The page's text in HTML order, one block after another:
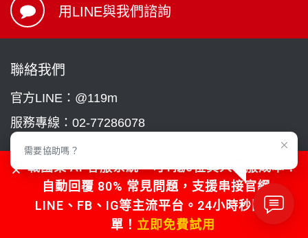
用LINE與我們諮詢
聯絡我們
官方LINE：@119m
服務專線： 02-77286078
業務專線： 0800-003-191(僅接受市話)
公司傳真：02-33930507
官方網站：www.nss.com.tw
公司地址 : 台北市松德路159號13樓
需要協助嗎？
戰國策 AI 客服系統，可1抵5位真人客服成本！
自動回覆 80% 常見問題，支援串接官網、
LINE、FB、IG等主流平台。24小時秒回不漏
單！ 立即免費試用